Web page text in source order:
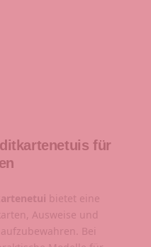
für
bietet eine
Ausweise und
Bei